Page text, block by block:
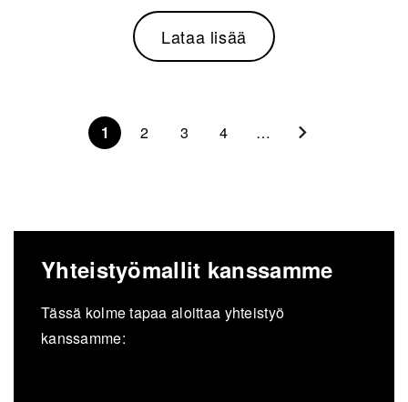
Lataa lisää
Sivunumerointi
1 2 3 4 …
Yhteistyömallit kanssamme
Tässä kolme tapaa aloittaa yhteistyö
kanssamme: